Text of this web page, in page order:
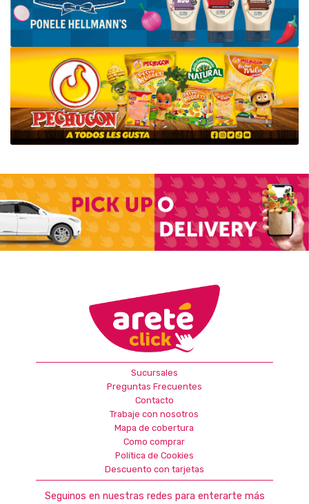
Sucursales
Preguntas Frecuentes
Contacto
Trabaje con nosotros
Mapa de cobertura
Como comprar
Política de Cookies
Descuento con tarjetas
Seguinos en nuestras redes para enterarte más